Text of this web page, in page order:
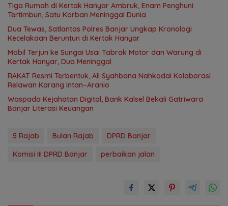
Tiga Rumah di Kertak Hanyar Ambruk, Enam Penghuni
Tertimbun, Satu Korban Meninggal Dunia
Dua Tewas, Satlantas Polres Banjar Ungkap Kronologi
Kecelakaan Beruntun di Kertak Hanyar
Mobil Terjun ke Sungai Usai Tabrak Motor dan Warung di
Kertak Hanyar, Dua Meninggal
RAKAT Resmi Terbentuk, Ali Syahbana Nahkodai Kolaborasi
Relawan Karang Intan–Aranio
Waspada Kejahatan Digital, Bank Kalsel Bekali Gatriwara
Banjar Literasi Keuangan
5 Rajab Bulan Rajab
DPRD Banjar
Komisi III DPRD Banjar
perbaikan jalan